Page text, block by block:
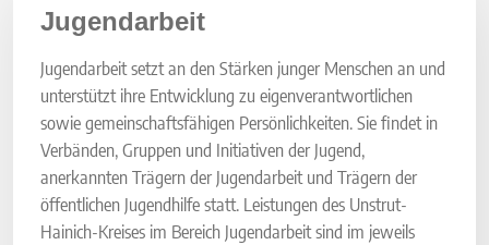
Jugendarbeit
Jugendarbeit setzt an den Stärken junger Menschen an und
unterstützt ihre Entwicklung zu eigenverantwortlichen
sowie gemeinschaftsfähigen Persönlichkeiten. Sie findet in
Verbänden, Gruppen und Initiativen der Jugend,
anerkannten Trägern der Jugendarbeit und Trägern der
öffentlichen Jugendhilfe statt. Leistungen des Unstrut-
Hainich-Kreises im Bereich Jugendarbeit sind im jeweils